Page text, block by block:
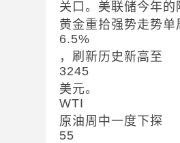
关口。美联储今年的
黄金重拾强势走势单
6.5%
，刷新历史新高至
3245
美元。
WTI
原油周中一度下探
55